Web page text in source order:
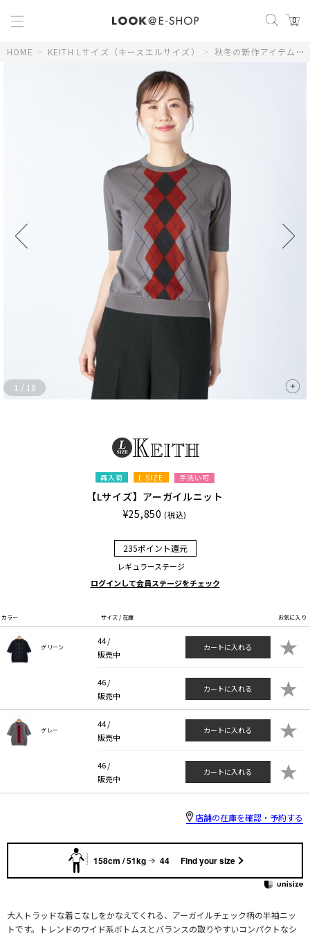
0
HOME > KEITH Lサイズ（キースエルサイズ） > 秋冬の新作アイテム >
1 / 18
再入荷 L SIZE 手洗い可
【Lサイズ】アーガイルニット
¥25,850 (税込)
235ポイント還元
レギュラーステージ
ログインして会員ステージをチェック
カラー サイズ / 在庫 お気に入り
グリーン
44 /
販売中
カートに入れる ★
46 /
販売中
カートに入れる ★
グレー
44 /
販売中
カートに入れる ★
46 /
販売中
カートに入れる ★
店舗の在庫を確認・予約する
158cm / 51kg 44 Find your size
大人トラッドな着こなしをかなえてくれる、アーガイルチェック柄の半袖ニッ
トです。トレンドのワイド系ボトムスとバランスの取りやすいコンパクトなシ